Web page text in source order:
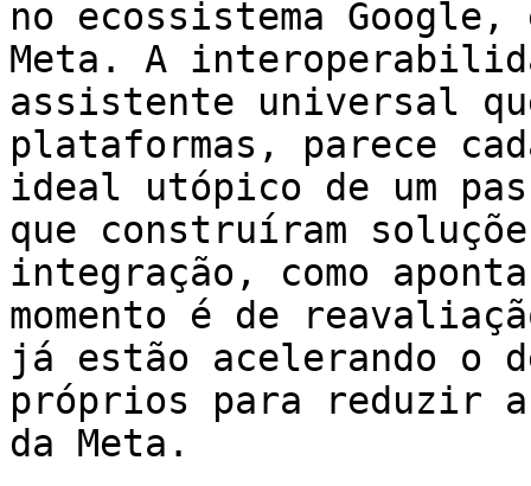
no ecossistema
Meta. A
assistente universal
plataformas, parece
ideal utópico de um
que construíram
integração, como
momento é de
já estão acelerando o
próprios para reduzir a
da Meta.